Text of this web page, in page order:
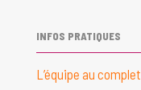
INFOS PRATIQUES
L’équipe au complet